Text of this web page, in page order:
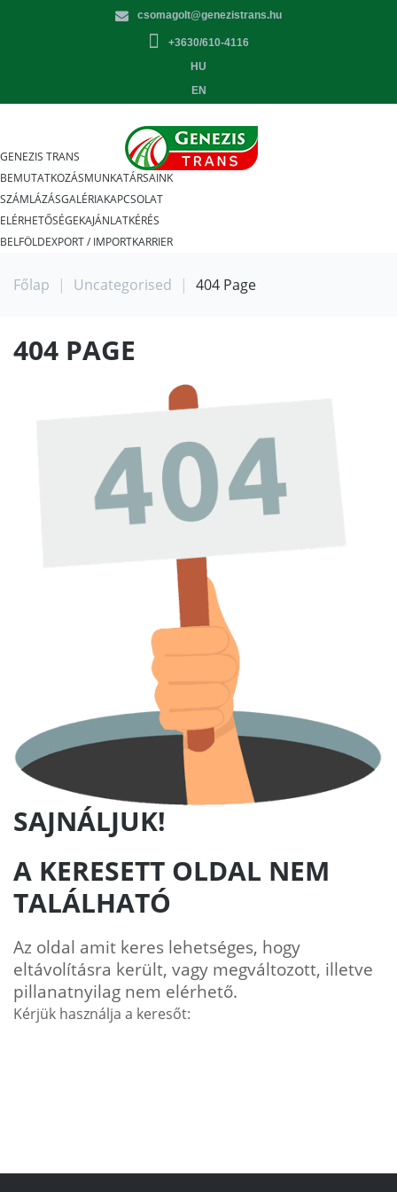
csomagolt@genezistrans.hu
+3630/610-4116
HU
EN
GENEZIS TRANS
BEMUTATKOZÁSMUNKATÁRSAINK
SZÁMLÁZÁSGALÉRIAKAPCSOLAT
ELÉRHETŐSÉGEKAJÁNLATKÉRÉS
BELFÖLDEXPORT / IMPORTKARRIER
Főlap | Uncategorised | 404 Page
404 PAGE
SAJNÁLJUK!
A KERESETT OLDAL NEM
TALÁLHATÓ
Az oldal amit keres lehetséges, hogy
eltávolításra került, vagy megváltozott, illetve
pillanatnyilag nem elérhető.
Kérjük használja a keresőt: